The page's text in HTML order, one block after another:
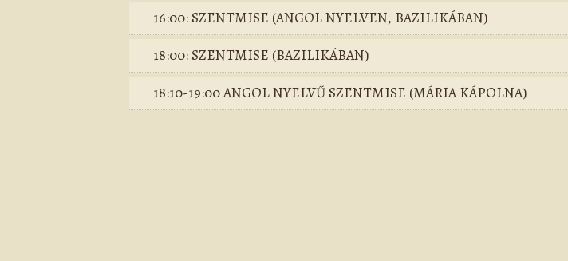
16:00: SZENTMISE (ANGOL NYELVEN, BAZILIKÁBAN)
18:00: SZENTMISE (BAZILIKÁBAN)
18:10-19:00 ANGOL NYELVŰ SZENTMISE (MÁRIA KÁPOLNA)